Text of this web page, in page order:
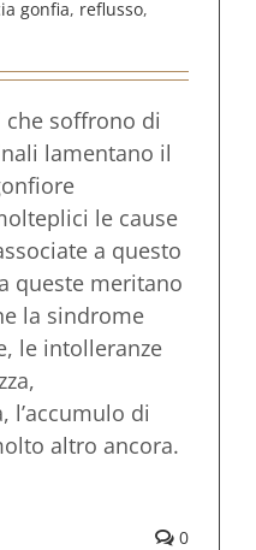
gonfia, reflusso,
che soffrono di
lamentano il
le cause
a questo
queste meritano
la sindrome
le intolleranze
l’accumulo di
altro ancora.
0